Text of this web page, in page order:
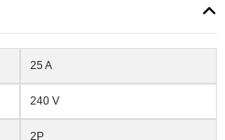
25 A
240 V
2P